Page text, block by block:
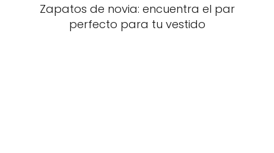
Zapatos de novia: encuentra el par
perfecto para tu vestido